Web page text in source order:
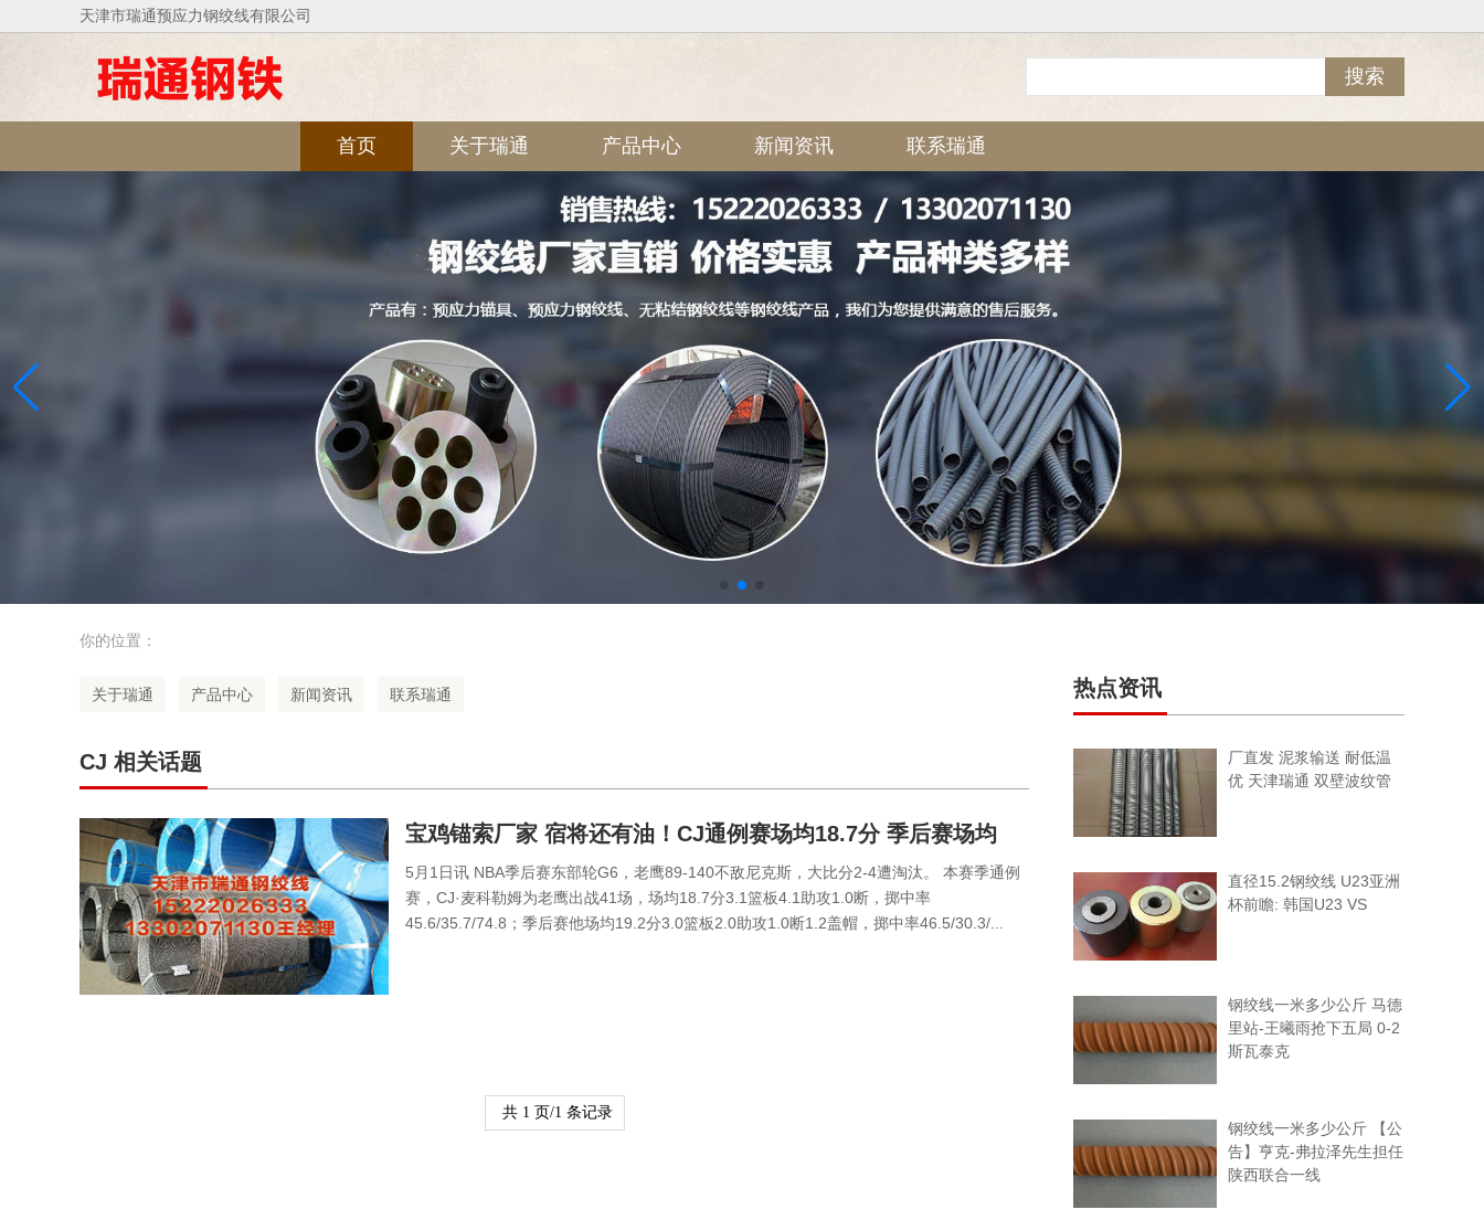
天津市瑞通预应力钢绞线有限公司
首页 关于瑞通 产品中心 新闻资讯 联系瑞通
你的位置：
关于瑞通 产品中心 新闻资讯 联系瑞通
CJ 相关话题
宝鸡锚索厂家 宿将还有油！CJ通例赛场均18.7分 季后赛场均
19.2分&掷中率46.5
5月1日讯 NBA季后赛东部轮G6，老鹰89-140不敌尼克斯，大比分2-4遭淘汰。 本赛季通例
赛，CJ·麦科勒姆为老鹰出战41场，场均18.7分3.1篮板4.1助攻1.0断，掷中率
45.6/35.7/74.8；季后赛他场均19.2分3.0篮板2.0助攻1.0断1.2盖帽，掷中率46.5/30.3/...
共 1 页/1 条记录
热点资讯
厂直发 泥浆输送 耐低温
优 天津瑞通 双壁波纹管
直径15.2钢绞线 U23亚洲
杯前瞻: 韩国U23 VS
钢绞线一米多少公斤 马德
里站-王曦雨抢下五局 0-2
斯瓦泰克
钢绞线一米多少公斤 【公
告】亨克-弗拉泽先生担任
陕西联合一线